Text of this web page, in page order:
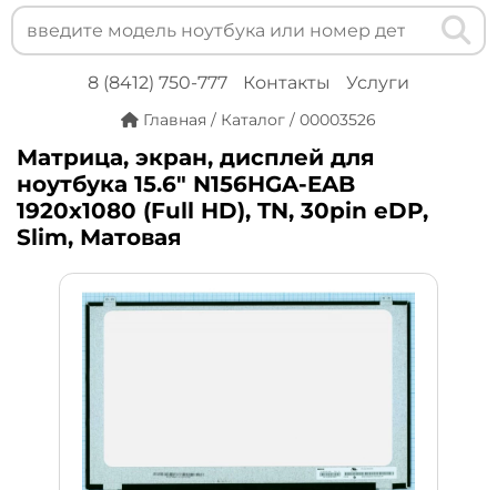
8 (8412) 750-777 Контакты Услуги
Главная / Каталог / 00003526
Матрица, экран, дисплей для
ноутбука 15.6" N156HGA-EAB
1920x1080 (Full HD), TN, 30pin eDP,
Slim, Матовая